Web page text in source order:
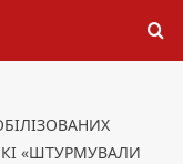
«ШТУРМУВАЛИ